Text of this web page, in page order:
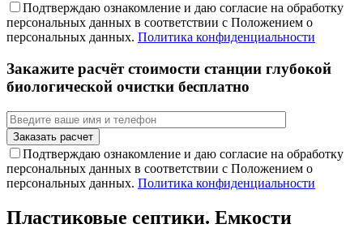
Подтверждаю ознакомление и даю согласие на обработку
персональных данных в соответствии с Положением о
персональных данных. Политика конфиденциальности
Закажите расчёт стоимости станции глубокой
биологической очистки бесплатно
Подтверждаю ознакомление и даю согласие на обработку
персональных данных в соответствии с Положением о
персональных данных. Политика конфиденциальности
Пластиковые септики. Емкости